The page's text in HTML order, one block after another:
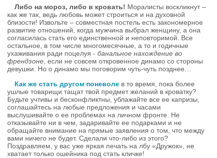
Либо на мороз, либо в кровать! Моралисты воскликнут –
как же так, ведь любовь может строиться и на духовной
близости! Извольте – совместная постель есть закономерное
развитие отношений, когда мужчина выбрал женщину, а она
согласилась стать его единственной и неповторимой. Все
остальное, в том числе многомесячные, а то и годичные
ухаживания ради поцелуя - банальное нахождение во
френдзоне , если не совсем откровенное динамо со стороны
девушки. Но о динамо мы поговорим чуть-чуть позднее…
Как же стать другом поневоле в то время, пока более
ушлые товарищи тащат твой предмет желаний в кроватку?
Будьте учтивы и бесконфликтны, ублажайте все ее капризы,
соглашайтесь на любые предложения и часами
выслушивайте о ее проблемах на личном фронте. Не
отказывайте ни в чем, задаривайте ее подарками и не
обращайте внимание на прямые заявления о том, что между
вами ничего не будет. Сделали что-либо из этого?
Поздравляем, у вас уже яркая печать на лбу «Дружок», не
хватает только ошейника под стать кличке!